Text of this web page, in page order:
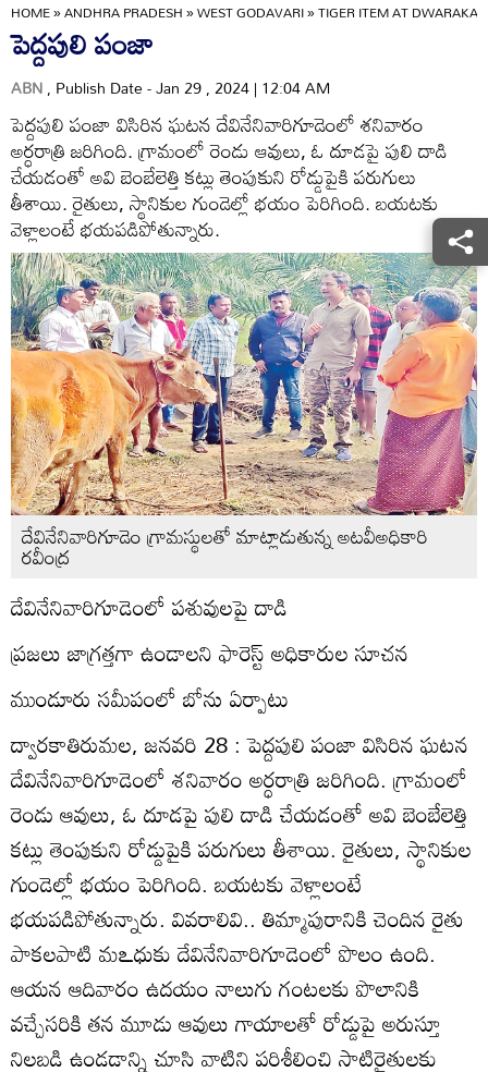
HOME»ANDHRA PRADESH»WEST GODAVARI»TIGER ITEM AT
పెద్దపులి పంజా
ABN, Publish Date - Jan 29 , 2024 | 12:04 AM
పెద్దపులి పంజా విసిరిన ఘటన దేవినేనివారిగూడెంలో శనివారం
అర్ధరాత్రి జరిగింది. గ్రామంలో రెండు ఆవులు, ఓ దూడపై పులి దాడి
చేయడంతో అవి బెంబేలెత్తి కట్లు తెంపుకుని రోడ్డుపైకి పరుగులు
తీశాయి. రైతులు, స్థానికుల గుండెల్లో భయం పెరిగింది. బయటకు
వెళ్లాలంటే భయపడిపోతున్నారు.
దేవినేనివారిగూడెం గ్రామస్థులతో మాట్లాడుతున్న అటవీఅధికారి
రవీంద్ర
దేవినేనివారిగూడెంలో పశువులపై దాడి
ప్రజలు జాగ్రత్తగా ఉండాలని ఫారెస్ట్‌ అధికారుల సూచన
ముండూరు సమీపంలో బోను ఏర్పాటు
ద్వారకాతిరుమల, జనవరి 28 : పెద్దపులి పంజా విసిరిన ఘటన
దేవినేనివారిగూడెంలో శనివారం అర్ధరాత్రి జరిగింది. గ్రామంలో
రెండు ఆవులు, ఓ దూడపై పులి దాడి చేయడంతో అవి బెంబేలెత్తి
కట్లు తెంపుకుని రోడ్డుపైకి పరుగులు తీశాయి. రైతులు, స్థానికుల
గుండెల్లో భయం పెరిగింది. బయటకు వెళ్లాలంటే
భయపడిపోతున్నారు. వివరాలివి.. తిమ్మాపురానికి చెందిన రైతు
పాకలపాటి మఽధుకు దేవినేనివారిగూడెంలో పొలం ఉంది.
ఆయన ఆదివారం ఉదయం నాలుగు గంటలకు పొలానికి
వచ్చేసరికి తన మూడు ఆవులు గాయాలతో రోడ్డుపై అరుస్తూ
నిలబడి ఉండడాన్ని చూసి వాటిని పరిశీలించి సాటిరైతులకు